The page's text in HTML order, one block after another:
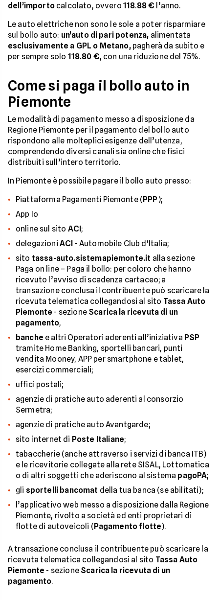
dell’importocalcolato, ovvero 118.88 € l’anno.
Le auto elettriche non sono le sole a poter risparmiare
sul bollo auto: un’auto di pari potenza, alimentata
esclusivamente a GPL o Metano,pagherà da subito e
per sempre solo 118.80 €, con una riduzione del 75%.
Come si paga il bollo auto in
Piemonte
Le modalità di pagamento messo a disposizione da
Regione Piemonte per il pagamento del bollo auto
rispondono alle molteplici esigenze dell’utenza,
comprendendo diversi canali sia online che fisici
distribuiti sull’intero territorio.
In Piemonte è possibile pagare il bollo auto presso:
Piattaforma Pagamenti Piemonte (PPP);
App Io
online sul sito ACI;
delegazioni ACI - Automobile Club d'Italia;
sito tassa-auto.sistemapiemonte.it alla sezione
Paga on line – Paga il bollo: per coloro che hanno
ricevuto l’avviso di scadenza cartaceo; a
transazione conclusa il contribuente può scaricare la
ricevuta telematica collegandosi al sito Tassa Auto
Piemonte - sezione Scarica la ricevuta di un
pagamento,
banche e altri Operatori aderenti all’iniziativa PSP
tramite Home Banking, sportelli bancari, punti
vendita Mooney, APP per smartphone e tablet,
esercizi commerciali;
uffici postali;
agenzie di pratiche auto aderenti al consorzio
Sermetra;
agenzie di pratiche auto Avantgarde;
sito internet di Poste Italiane;
tabaccherie (anche attraverso i servizi di banca ITB)
e le ricevitorie collegate alla rete SISAL, Lottomatica
o di altri soggetti che aderiscono al sistema pagoPA;
gli sportelli bancomat della tua banca (se abilitati);
l’applicativo web messo a disposizione dalla Regione
Piemonte, rivolto a società ed enti proprietari di
flotte di autoveicoli (Pagamento flotte).
A transazione conclusa il contribuente può scaricare la
ricevuta telematica collegandosi al sito Tassa Auto
Piemonte - sezione Scarica la ricevuta di un
pagamento.